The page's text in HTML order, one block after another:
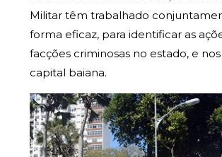
Militar têm trabalhado
forma eficaz, para identificar as
facções criminosas no estado, e
capital baiana.